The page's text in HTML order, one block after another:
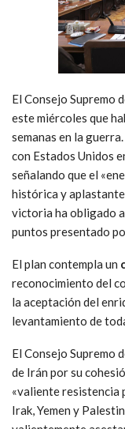
El Consejo Supremo
este miércoles que
semanas en la
con Estados Unidos
señalando que el
histórica y
victoria ha obligado
puntos presentado
El plan contempla un
reconocimiento del
la aceptación del
levantamiento de
El Consejo Supremo
de Irán por su
«valiente resistencia
Irak, Yemen y